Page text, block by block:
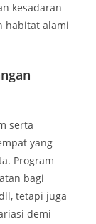
kesadaran
habitat alami
serta
yang
Program
bagi
tetapi juga
demi